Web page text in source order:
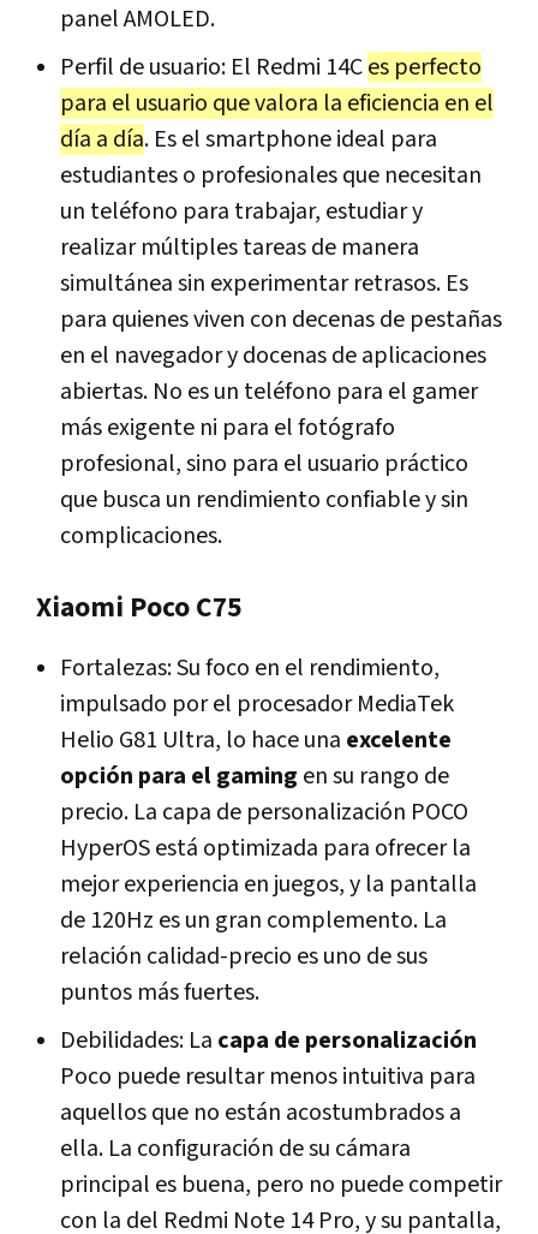
panel AMOLED.
Perfil de usuario: El Redmi 14Ces perfecto
para el usuario que valora la eficiencia en el
día a día. Es el smartphone ideal para
estudiantes o profesionales que necesitan
un teléfono para trabajar, estudiar y
realizar múltiples tareas de manera
simultánea sin experimentar retrasos. Es
para quienes viven con decenas de pestañas
en el navegador y docenas de aplicaciones
abiertas. No es un teléfono para el gamer
más exigente ni para el fotógrafo
profesional, sino para el usuario práctico
que busca un rendimiento confiable y sin
complicaciones.
Xiaomi Poco C75
Fortalezas: Su foco en el rendimiento,
impulsado por el procesador MediaTek
Helio G81 Ultra, lo hace una excelente
opción para el gaming en su rango de
precio. La capa de personalización POCO
HyperOS está optimizada para ofrecer la
mejor experiencia en juegos, y la pantalla
de 120Hz es un gran complemento. La
relación calidad-precio es uno de sus
puntos más fuertes.
Debilidades: La capa de personalización
Poco puede resultar menos intuitiva para
aquellos que no están acostumbrados a
ella. La configuración de su cámara
principal es buena, pero no puede competir
con la del Redmi Note 14 Pro, y su pantalla,